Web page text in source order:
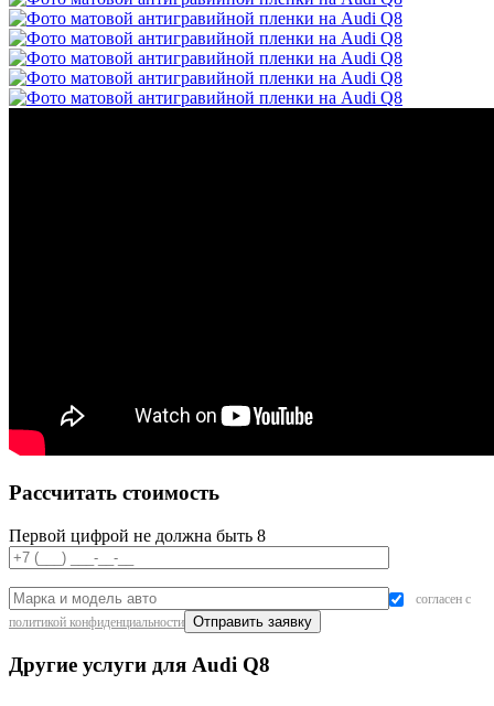
Рассчитать стоимость
Первой цифрой не должна быть 8
согласен с
политикой конфиденциальности
Другие услуги для Audi Q8